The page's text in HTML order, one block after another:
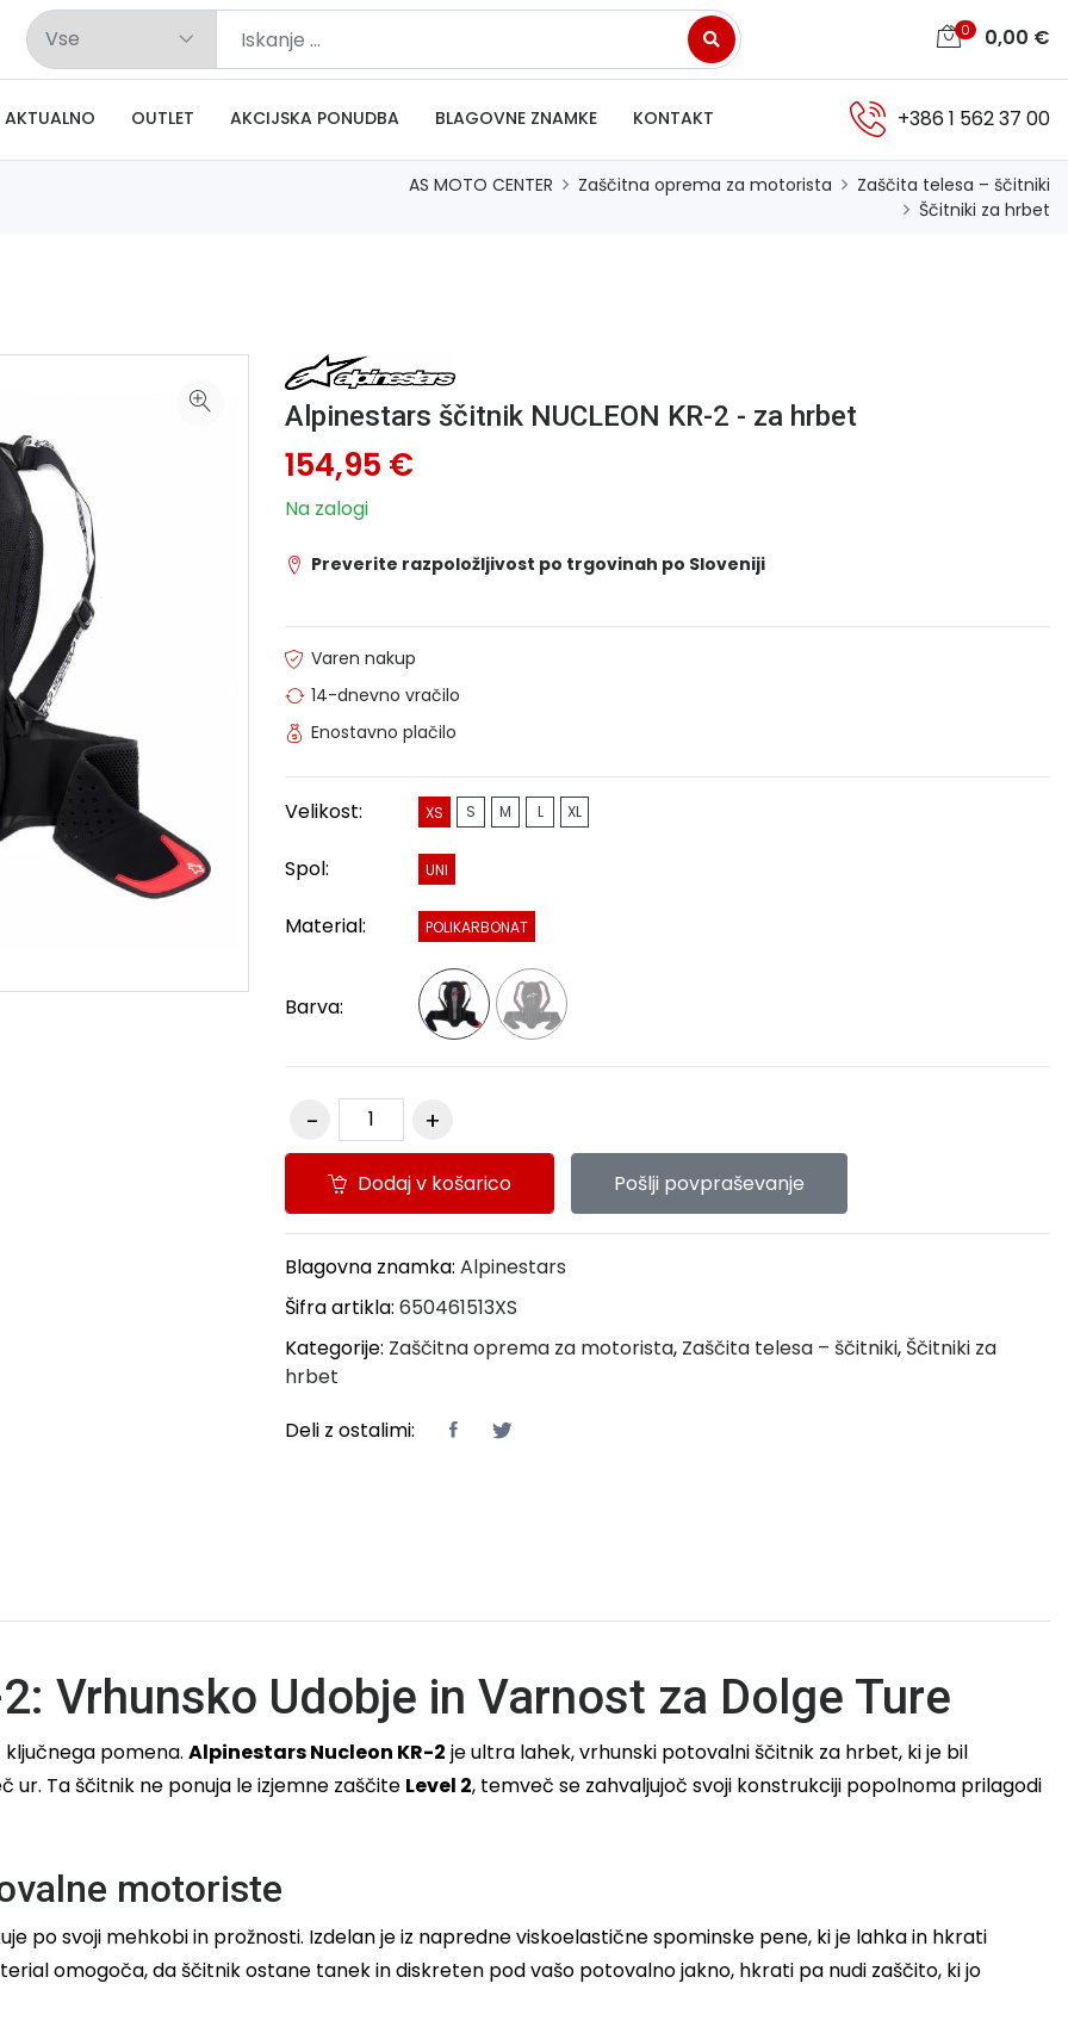
0 0,00 €
AKTUALNO OUTLET AKCIJSKA PONUDBA BLAGOVNE ZNAMKE KONTAKT +386 1 562 37 00
AS MOTO CENTER Zaščitna oprema za motorista
Zaščita telesa – ščitniki
Ščitniki za hrbet
Alpinestars ščitnik NUCLEON KR-2 - za hrbet
154,95 €
Na zalogi
Preverite razpoložljivost po trgovinah po Sloveniji
Varen nakup
14-dnevno vračilo
Enostavno plačilo
Velikost: XS S M L XL
Spol: UNI
Material: POLIKARBONAT
Barva:
Dodaj v košarico Pošlji povpraševanje
Blagovna znamka: Alpinestars
Šifra artikla: 650461513XS
Kategorije: Zaščitna oprema za motorista, Zaščita telesa – ščitniki, Ščitniki za
hrbet
Deli z ostalimi:
Vrhunsko Udobje in Varnost za Dolge Ture
pomena. Alpinestars Nucleon KR-2 je ultra lahek, vrhunski potovalni ščitnik za hrbet, ki je bil
ur. Ta ščitnik ne ponuja le izjemne zaščite Level 2, temveč se zahvaljujoč svoji konstrukciji popolnoma prilagodi
motoriste
po svoji mehkobi in prožnosti. Izdelan je iz napredne viskoelastične spominske pene, ki je lahka in hkrati
omogoča, da ščitnik ostane tanek in diskreten pod vašo potovalno jakno, hkrati pa nudi zaščito, ki jo